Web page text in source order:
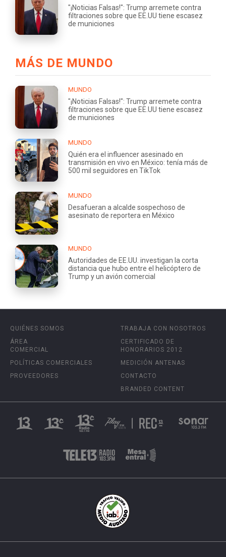
"¡Noticias Falsas!": Trump arremete contra
filtraciones sobre que EE.UU tiene escasez
de municiones
MÁS DE MUNDO
MUNDO
"¡Noticias Falsas!": Trump arremete contra
filtraciones sobre que EE.UU tiene escasez
de municiones
MUNDO
Quién era el influencer asesinado en
transmisión en vivo en México: tenía más de
500 mil seguidores en TikTok
MUNDO
Desafueran a alcalde sospechoso de
asesinato de reportera en México
MUNDO
Autoridades de EE.UU. investigan la corta
distancia que hubo entre el helicóptero de
Trump y un avión comercial
QUIÉNES SOMOS
ÁREA
COMERCIAL
POLÍTICAS COMERCIALES
PROVEEDORES
TRABAJA CON NOSOTROS
CERTIFICADO DE
HONORARIOS 2012
MEDICIÓN ANTENAS
CONTACTO
BRANDED CONTENT